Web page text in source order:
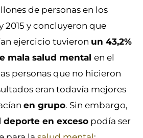
de personas en los
2015 y concluyeron que
ejercicio tuvieron un 43,2%
mala salud mental en el
personas que no hicieron
eran todavía mejores
en grupo. Sin embargo,
deporte en exceso podía ser